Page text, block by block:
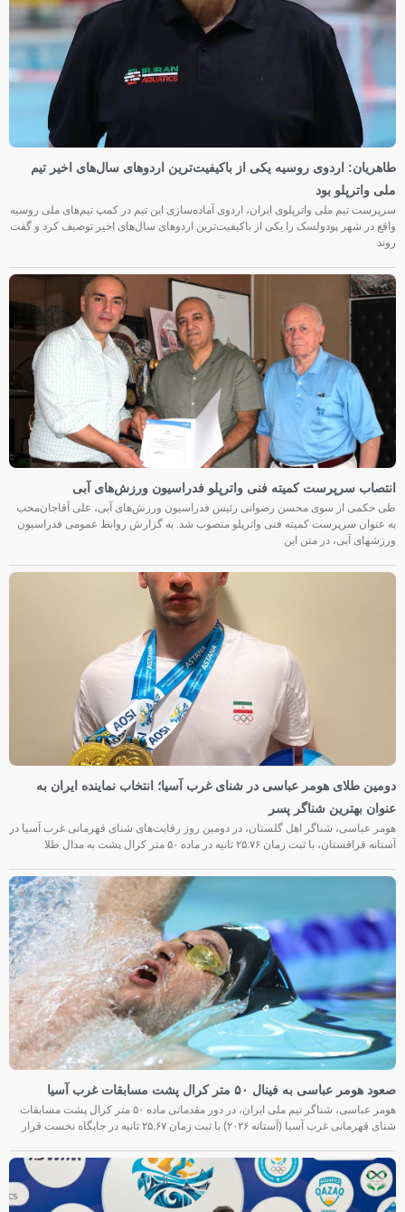
طاهریان: اردوی روسیه یکی از باکیفیت‌ترین اردوهای سال‌های اخیر تیم
ملی واترپلو بود
سرپرست تیم ملی واترپلوی ایران، اردوی آماده‌سازی این تیم در کمپ تیم‌های ملی روسیه
واقع در شهر پودولسک را یکی از باکیفیت‌ترین اردوهای سال‌های اخیر توصیف کرد و گفت
روند
انتصاب سرپرست کمیته فنی واترپلو فدراسیون ورزش‌های آبی
طی حکمی از سوی محسن رضوانی رئیس فدراسیون ورزش‌های آبی، علی آقاجان‌محب
به عنوان سرپرست کمیته فنی واترپلو منصوب شد. به گزارش روابط عمومی فدراسیون
ورزشهای آبی، در متن این
دومین طلای هومر عباسی در شنای غرب آسیا؛ انتخاب نماینده ایران به
عنوان بهترین شناگر پسر
هومر عباسی، شناگر اهل گلستان، در دومین روز رقابت‌های شنای قهرمانی غرب آسیا در
آستانه قزاقستان، با ثبت زمان ۲۵.۷۶ ثانیه در ماده ۵۰ متر کرال پشت به مدال طلا
صعود هومر عباسی به فینال ۵۰ متر کرال پشت مسابقات غرب آسیا
هومر عباسی، شناگر تیم ملی ایران، در دور مقدماتی ماده ۵۰ متر کرال پشت مسابقات
شنای قهرمانی غرب آسیا (آستانه ۲۰۲۶) با ثبت زمان ۲۵.۶۷ ثانیه در جایگاه نخست قرار